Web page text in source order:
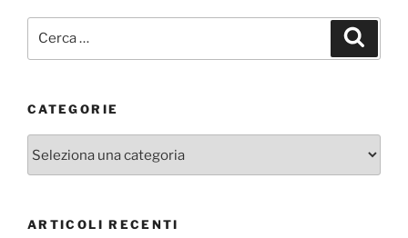
CATEGORIE
ARTICOLI RECENTI